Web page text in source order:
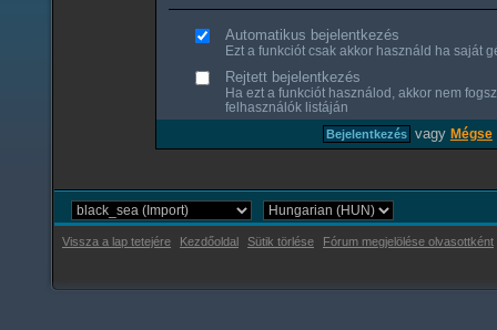
Automatikus bejelentkezés
Ezt a funkciót csak akkor használd ha saját
Rejtett bejelentkezés
Ha ezt a funkciót használod, akkor nem
felhasználók listáján
vagy Mégse
Vissza a lap tetejére Kezdőoldal Sütik törlése Fórum megjelölése olvasottként